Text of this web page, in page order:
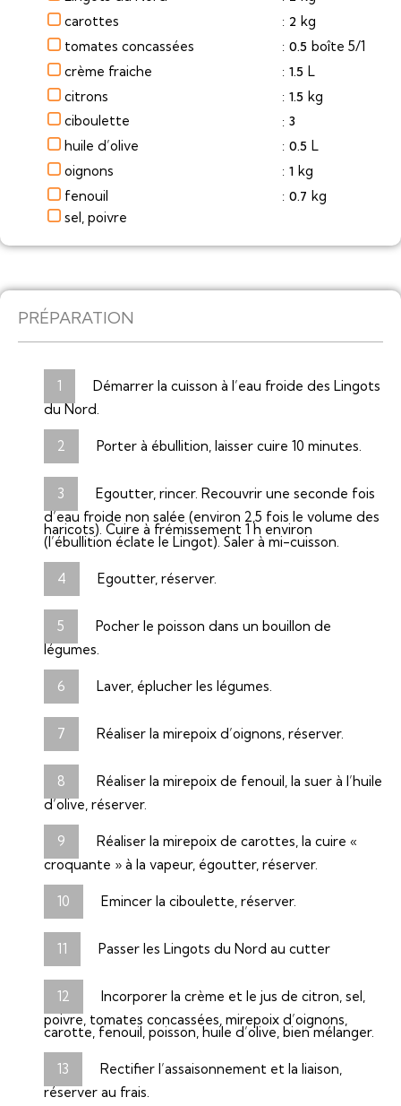
carottes
: 2 kg
tomates concassées
: 0.5 boîte 5/1
crème fraiche
: 1.5 L
citrons
: 1.5 kg
ciboulette
: 3
huile d’olive : 0.5 L
oignons
: 1 kg
fenouil
: 0.7 kg
sel, poivre
PRÉPARATION
Démarrer la cuisson à l’eau froide des Lingots
du Nord.
Porter à ébullition, laisser cuire 10 minutes.
Egoutter, rincer. Recouvrir une seconde fois
d’eau froide non salée (environ 2,5 fois le volume des
haricots). Cuire à frémissement 1 h environ
(l’ébullition éclate le Lingot). Saler à mi-cuisson.
Egoutter, réserver.
Pocher le poisson dans un bouillon de
légumes.
Laver, éplucher les légumes.
Réaliser la mirepoix d’oignons, réserver.
Réaliser la mirepoix de fenouil, la suer à l’huile
d’olive, réserver.
Réaliser la mirepoix de carottes, la cuire «
croquante » à la vapeur, égoutter, réserver.
Emincer la ciboulette, réserver.
Passer les Lingots du Nord au cutter
Incorporer la crème et le jus de citron, sel,
poivre, tomates concassées, mirepoix d’oignons,
carotte, fenouil, poisson, huile d’olive, bien mélanger.
Rectifier l’assaisonnement et la liaison,
réserver au frais.